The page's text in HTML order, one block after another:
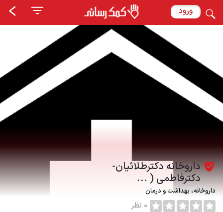
ورود
داروخانه دكترطلائيان-
دكترفاطمى ( ...
داروخانه بهداشت و درمان
0 نظر